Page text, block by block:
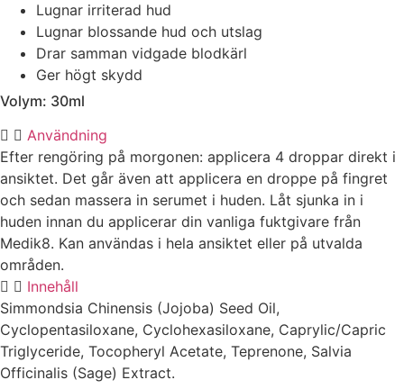
Lugnar irriterad hud
Lugnar blossande hud och utslag
Drar samman vidgade blodkärl
Ger högt skydd
Volym: 30ml
Användning
Efter rengöring på morgonen: applicera 4 droppar direkt i
ansiktet. Det går även att applicera en droppe på fingret
och sedan massera in serumet i huden. Låt sjunka in i
huden innan du applicerar din vanliga fuktgivare från
Medik8. Kan användas i hela ansiktet eller på utvalda
områden.
Innehåll
Simmondsia Chinensis (Jojoba) Seed Oil,
Cyclopentasiloxane, Cyclohexasiloxane, Caprylic/Capric
Triglyceride, Tocopheryl Acetate, Teprenone, Salvia
Officinalis (Sage) Extract.